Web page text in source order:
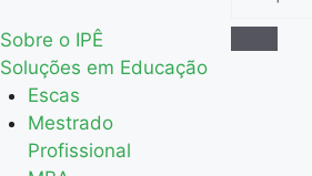
Sobre o IPÊ
Soluções em Educação
Escas
Mestrado
Profissional